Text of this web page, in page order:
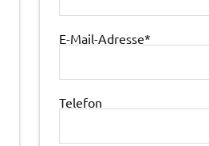
E-Mail-Adresse*
Telefon